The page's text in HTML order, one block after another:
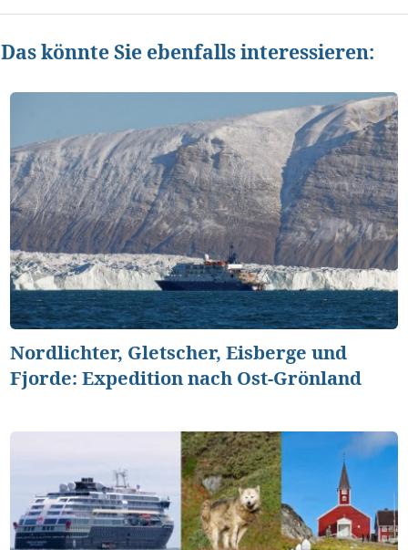
Das könnte Sie ebenfalls interessieren:
Nordlichter, Gletscher, Eisberge und
Fjorde: Expedition nach Ost-Grönland